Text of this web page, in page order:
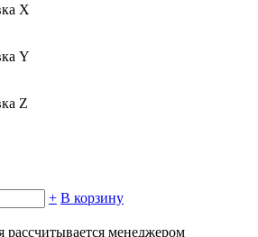
X
Y
Z
+ В корзину
рассчитывается менеджером